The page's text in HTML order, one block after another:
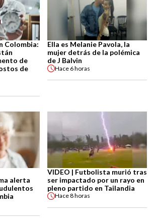
Colombia:
de
de
Ella es Melanie Pavola, la
mujer detrás de la polémica
de J Balvin
Hace 6 horas
alerta
VIDEO | Futbolista murió tras
ser impactado por un rayo en
pleno partido en Tailandia
Hace8 horas